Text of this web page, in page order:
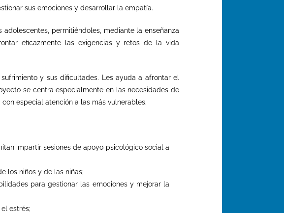
sus emociones y desarrollar la empatía.
permitiéndoles, mediante la enseñanza
eficazmente las exigencias y retos de la vida
y sus dificultades. Les ayuda a afrontar el
se centra especialmente en las necesidades de
especial atención a las más vulnerables.
impartir sesiones de apoyo psicológico social a
los niños y de l as niñas;
para gestionar las emociones y mejorar la
estrés;